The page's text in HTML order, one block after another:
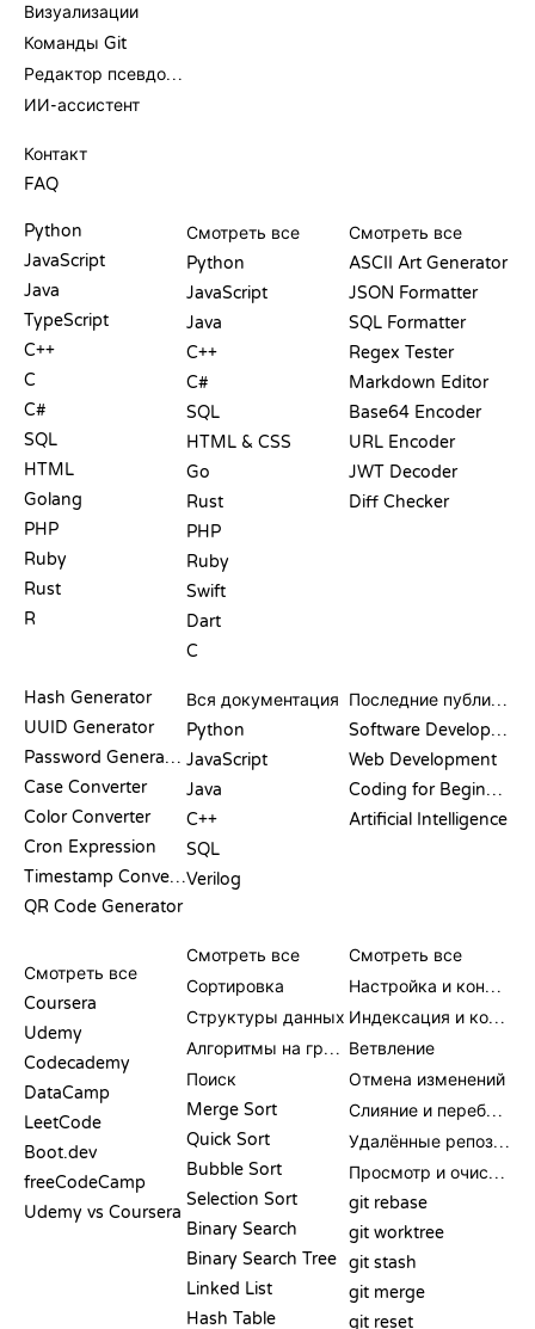
Визуализации
Команды Git
Редактор псевдокода
ИИ-ассистент
Контакт
FAQ
Python
JavaScript
Java
TypeScript
C++
C
C#
SQL
HTML
Golang
PHP
Ruby
Rust
R
Смотреть все
Python
JavaScript
Java
C++
C#
SQL
HTML & CSS
Go
Rust
PHP
Ruby
Swift
Dart
C
Смотреть все
ASCII Art Generator
JSON Formatter
SQL Formatter
Regex Tester
Markdown Editor
Base64 Encoder
URL Encoder
JWT Decoder
Diff Checker
Hash Generator
UUID Generator
Password Generator
Case Converter
Color Converter
Cron Expression
Timestamp Converter
QR Code Generator
Вся документация
Python
JavaScript
Java
C++
SQL
Verilog
Последние публикации
Software Development
Web Development
Coding for Beginners
Artificial Intelligence
Смотреть все
Coursera
Udemy
Codecademy
DataCamp
LeetCode
Boot.dev
freeCodeCamp
Udemy vs Coursera
Смотреть все
Сортировка
Структуры данных
Алгоритмы на графах
Поиск
Merge Sort
Quick Sort
Bubble Sort
Selection Sort
Binary Search
Binary Search Tree
Linked List
Hash Table
Смотреть все
Настройка и конфигурация
Индексация и коммит
Ветвление
Отмена изменений
Слияние и перебазирование
Удалённые репозитории
Просмотр и очистка
git rebase
git worktree
git stash
git merge
git reset